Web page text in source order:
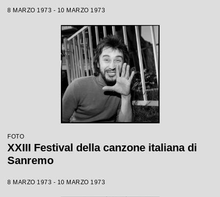
8 MARZO 1973 - 10 MARZO 1973
FOTO
XXIII Festival della canzone italiana di
Sanremo
8 MARZO 1973 - 10 MARZO 1973